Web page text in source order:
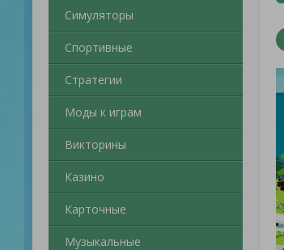
Симуляторы
Спортивные
Стратегии
Моды к играм
Викторины
Казино
Карточные
Музыкальные